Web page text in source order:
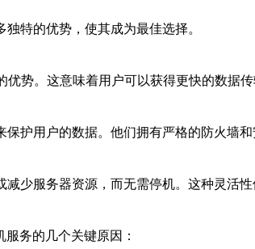
特的优势，使其成为最佳选择。
势。这意味着用户可以获得更快的数据
护用户的数据。他们拥有严格的防火墙
少服务器资源，而无需停机。这种灵活
务的几个关键原因：